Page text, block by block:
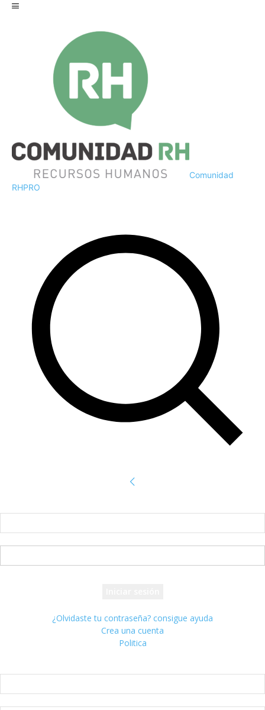
Comunidad
RHPRO
¿Olvidaste tu contraseña? consigue ayuda
Crea una cuenta
Politica